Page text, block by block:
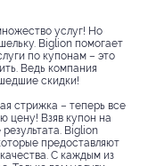
услуг! Но
Biglion помогает
по купонам – это
Ведь компания
скидки!
стрижка – теперь все
цену! Взяв купон на
Biglion
предоставляют
С каждым из